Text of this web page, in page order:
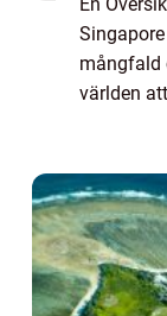
mångfald
världen
finns...